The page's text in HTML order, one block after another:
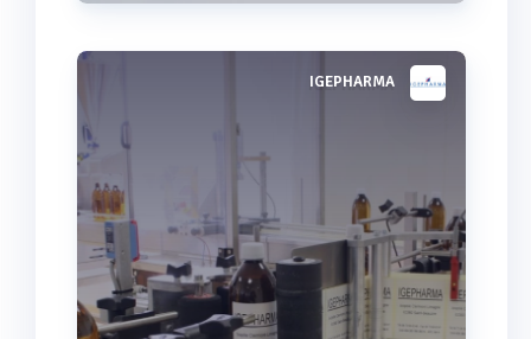
IGEPHARMA